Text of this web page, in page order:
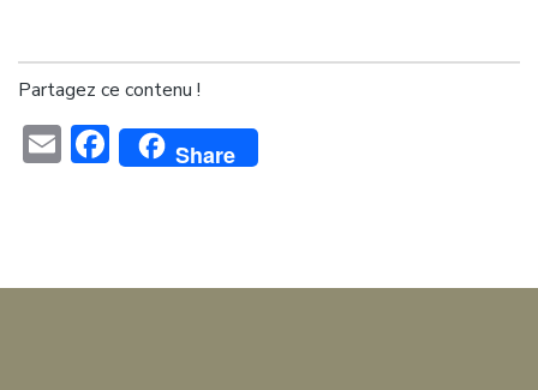
Partagez ce contenu !
EmailFacebook
Share